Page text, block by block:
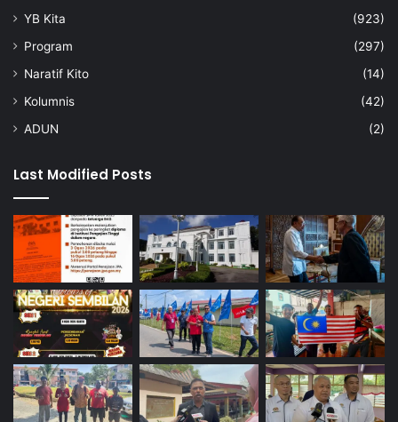
YB Kita
(923)
Program
(297)
Naratif Kito
(14)
Kolumnis
(42)
ADUN
(2)
Last Modified Posts